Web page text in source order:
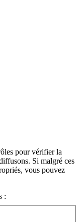
pour vérifier la
Si malgré ces
vous pouvez
: